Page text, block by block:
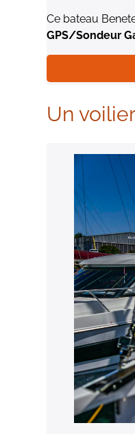
Ce bateau
GPS/Sondeur
Un